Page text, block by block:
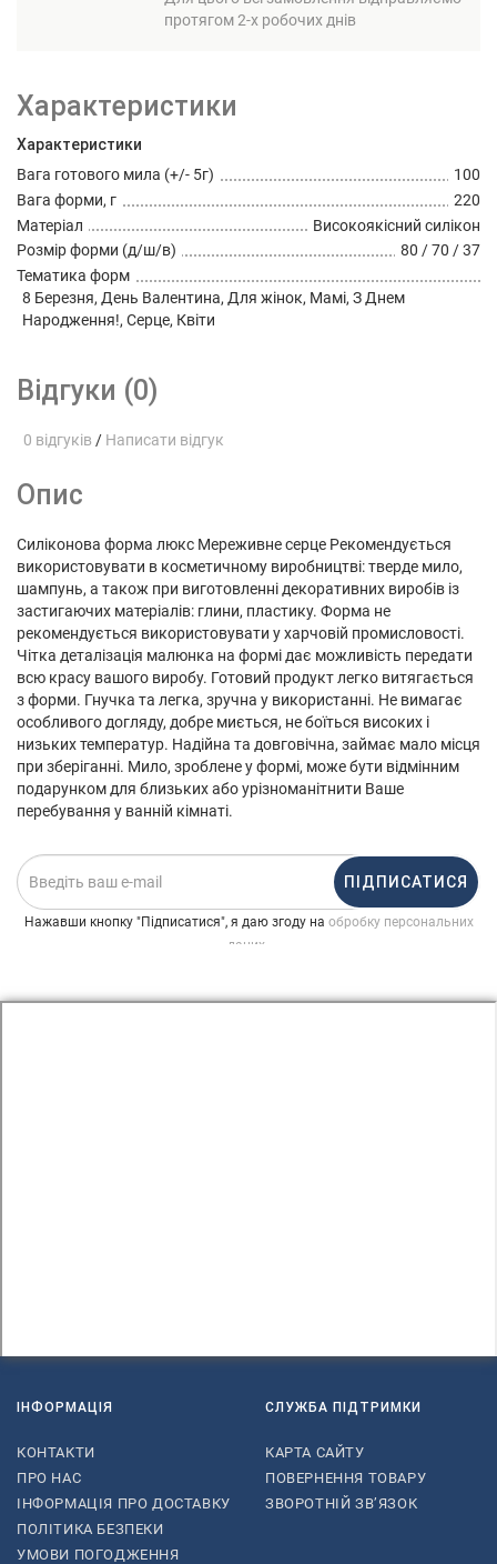
протягом 2-х робочих днів
Характеристики
Характеристики
Вага готового мила (+/- 5г)
100
Вага форми, г
220
Матеріал
Високоякісний силікон
Розмір форми (д/ш/в)
80 / 70 / 37
Тематика форм
8 Березня, День Валентина, Для жінок, Мамі, З Днем
Народження!, Серце, Квіти
Відгуки (0)
0 відгуків / Написати відгук
Опис
Силіконова форма люкс Мереживне серце Рекомендується
використовувати в косметичному виробництві: тверде мило,
шампунь, а також при виготовленні декоративних виробів із
застигаючих матеріалів: глини, пластику. Форма не
рекомендується використовувати у харчовій промисловості.
Чітка деталізація малюнка на формі дає можливість передати
всю красу вашого виробу. Готовий продукт легко витягається
з форми. Гнучка та легка, зручна у використанні. Не вимагає
особливого догляду, добре миється, не боїться високих і
низьких температур. Надійна та довговічна, займає мало місця
при зберіганні. Мило, зроблене у формі, може бути відмінним
подарунком для близьких або урізноманітнити Ваше
перебування у ванній кімнаті.
ПІДПИСАТИСЯ
Нажавши кнопку "Підписатися", я даю згоду на обробку персональних
даних
ІНФОРМАЦІЯ
КОНТАКТИ
ПРО НАС
ІНФОРМАЦІЯ ПРО ДОСТАВКУ
ПОЛІТИКА БЕЗПЕКИ
УМОВИ ПОГОДЖЕННЯ
СЛУЖБА ПІДТРИМКИ
КАРТА САЙТУ
ПОВЕРНЕННЯ ТОВАРУ
ЗВОРОТНІЙ ЗВ’ЯЗОК